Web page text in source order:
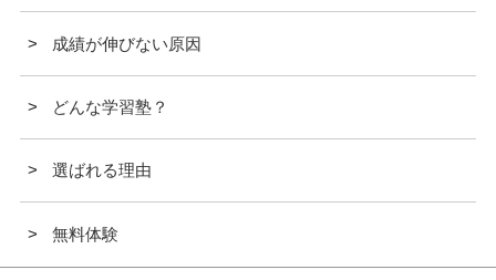
成績が伸びない原因
どんな学習塾？
選ばれる理由
無料体験